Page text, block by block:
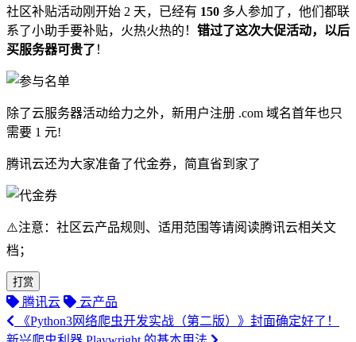
社区补贴活动刚开始 2 天，已经有 150 多人参加了，他们都联
系了小助手要补贴，火热火热的！ 错过了这次大促活动，以后
买服务器可贵了 ！
除了云服务器活动给力之外，新用户注册 .com 域名首年也只
需要 1 元!
腾讯云还为大家准备了代金券，简直省到家了
⚠️注意：社区云产品规则、适用范围等请阅读腾讯云相关文
档；
打赏
腾讯云
云产品
《Python3网络爬虫开发实战（第二版）》封面确定好了！